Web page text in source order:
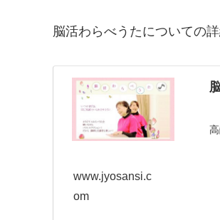
脳活わらべうたについての
www.jyosansi.c
om